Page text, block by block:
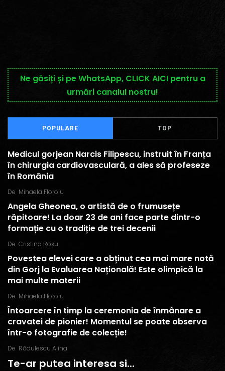
Ne găsiți și pe WhatsApp, CLICK AICI pentru a
urmări canalul nostru!
POPULARE TOP
Medicul gorjean Narcis Filipescu, instruit în Franța
în chirurgia cardiovasculară, a ales să profeseze
în România
De Mihaela Floroiu
Angela Gheonea, o artistă de o frumusețe
răpitoare! La doar 23 de ani face parte dintr-o
formație cu o tradiție de trei decenii
De Cristina Roșu
Povestea elevei care a obținut cea mai mare notă
din Gorj la Evaluarea Națională! Este olimpică la
mai multe materii
De Mihaela Floroiu
Întoarcere în timp la ceremonia de înmânare a
cravatei de pionier! Momentul se poate observa
într-o fotografie de colecție!
De Rădulescu Alina
Te-ar putea interesa si...